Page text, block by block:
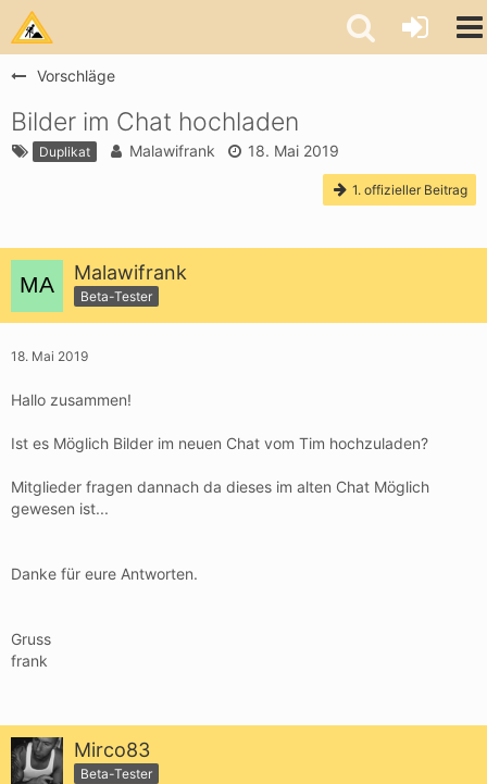
Vorschläge
Bilder im Chat hochladen
Duplikat Malawifrank 18. Mai 2019
1. offizieller Beitrag
Malawifrank
Beta-Tester
18. Mai 2019
Hallo zusammen!
Ist es Möglich Bilder im neuen Chat vom Tim hochzuladen?
Mitglieder fragen dannach da dieses im alten Chat Möglich
gewesen ist...
Danke für eure Antworten.
Gruss
frank
Mirco83
Beta-Tester